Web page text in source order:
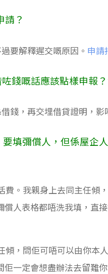
請？
要解釋遲交嘅原因。 申請
錢嘅話應該點樣申報
錢，再交埋借貸證明，影
填彌償人，但係屋企
費。我親身上去同主任傾
人表格都唔洗我填，直
，問佢可唔可以由你本
一定會想盡辦法去留難